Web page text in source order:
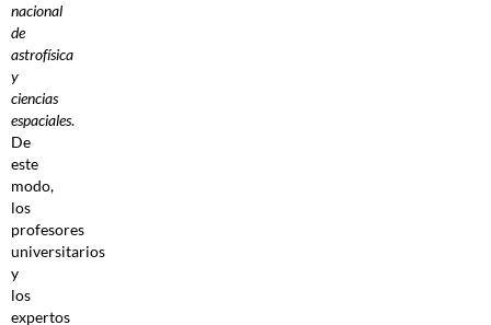
nacional
de
astrofísica
y
ciencias
espaciales.
De
este
modo,
los
profesores
universitarios
y
los
expertos